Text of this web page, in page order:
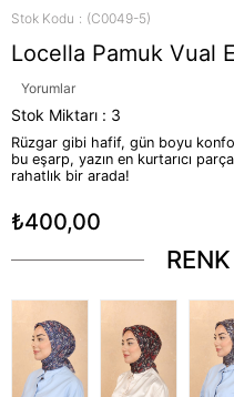
Stok Kodu (C0049-5)
Locella Pamuk Vual
Yorumlar
Stok Miktarı : 3
Rüzgar gibi hafif, gün boyu
bu eşarp, yazın en kurtarıcı
rahatlık bir arada!
₺400,00